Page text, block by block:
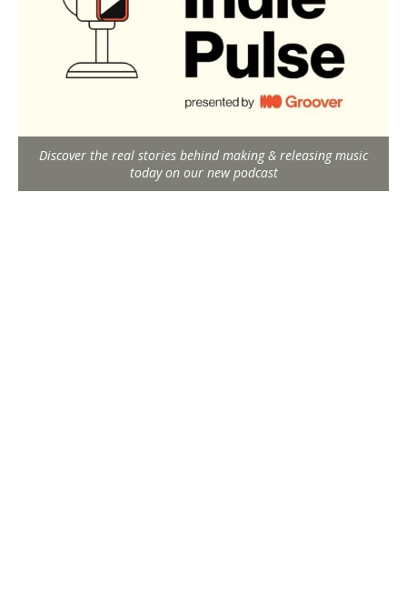
Discover the real stories behind making & releasing music
today on our new podcast